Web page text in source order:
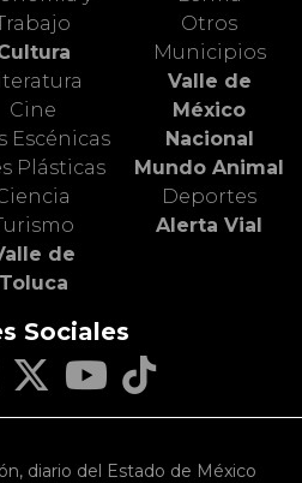
Cine
Escénicas
Plásticas
de
Toluca
Otros
Municipios
Valle de
México
Nacional
Mundo Animal
Deportes
Alerta Vial
Sociales
diario del Estado de México